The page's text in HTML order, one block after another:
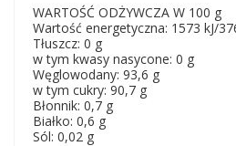
WARTOŚĆ ODŻYWCZA W 100 g
Wartość energetyczna: 1573 kJ/
Tłuszcz: 0 g
w tym kwasy nasycone: 0 g
Węglowodany: 93,6 g
w tym cukry: 90,7 g
Błonnik: 0,7 g
Białko: 0,6 g
Sól: 0,02 g